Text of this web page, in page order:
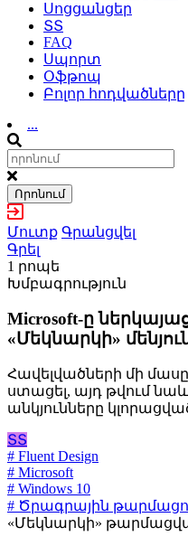
Սոցցանցեր
ՏՏ
FAQ
Սպորտ
Օֆթոպ
Բոլոր հոդվածները
...
Որոնում
Մուտք Գրանցվել
Գրել
1 րոպե
Խմբագրություն
Microsoft-ը
«Մեկնարկի»
Հավելվածների մի
ստացել, այդ թվում նաև՝
անկյունները
ՏՏ
# Fluent Design
# Microsoft
# Windows 10
# Ծրագրային
«Մեկնարկի»